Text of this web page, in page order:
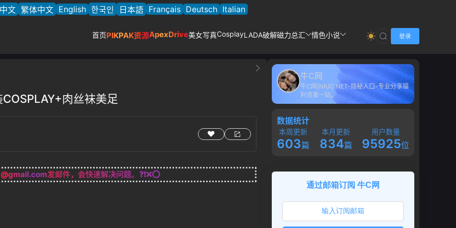
文 繁体中文 English 한국인 日本語 Français Deutsch Italian
首页PIKPAK资源ApexDrive美女写真CosplayLADA破解磁力总汇 情色小说 登录
肉丝袜美足
发邮件，会快速解决问题。❓❗❌⭕
牛C网
牛C网|NIUC.NET-隐秘入口-专业分享福
利资第一站。
数据统计
本周更新
603篇
本月更新
834篇
用户数量
95925位
通过邮箱订阅 牛C网